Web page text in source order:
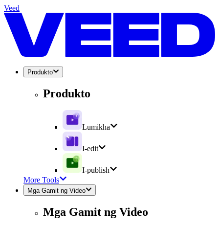
Veed
Produkto
Produkto
Lumikha
I-edit
I-publish
More Tools
Mga Gamit ng Video
Mga Gamit ng Video